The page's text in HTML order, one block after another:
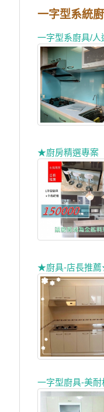
一字型系統
一字型系廚具/人
★廚房精選專案
★廚具-店長推
一字型廚具-美耐